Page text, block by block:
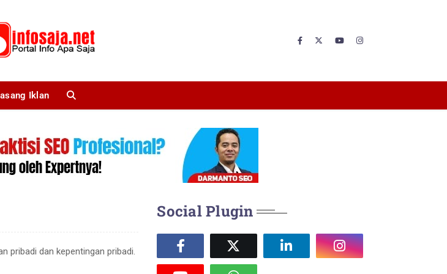
Iklan
pribadi dan kepentingan pribadi.
Social Plugin